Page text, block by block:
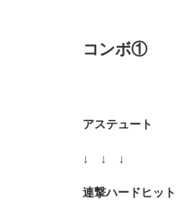
コンボ①
アステュート
↓ ↓ ↓
連撃ハードヒット